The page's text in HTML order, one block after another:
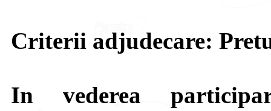
Criterii adjudecare:
In vederea